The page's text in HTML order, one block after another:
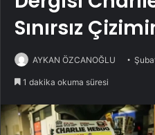
Sınırsız
AYKAN ÖZCANOĞLU
1 dakika okuma süresi